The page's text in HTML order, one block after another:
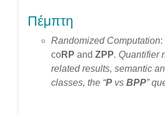
Πέμπτη
Randomized Computation:
coRP and ZPP. Quantifier
related results, semantic
classes, the “P vs BPP”